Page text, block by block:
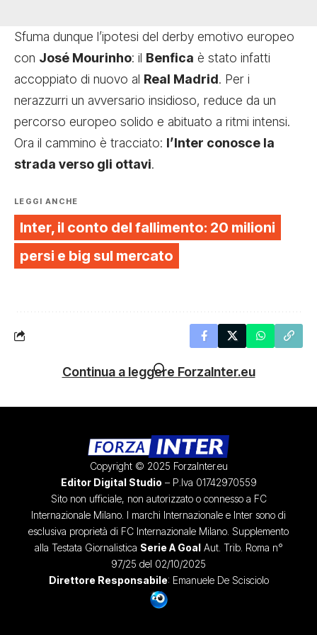
Sfuma dunque l’ipotesi del derby emotivo europeo
con José Mourinho: il Benfica è stato infatti
accoppiato di nuovo al Real Madrid. Per i
nerazzurri un avversario insidioso, reduce da un
percorso europeo solido e abituato a ritmi intensi.
Ora il cammino è tracciato: l’Inter conosce la
strada verso gli ottavi.
LEGGI ANCHE
Inter, il conto del fallimento: 20 milioni
persi e big sul mercato
Continua a leggere ForzaInter.eu
Copyright © 2025 ForzaInter.eu
Editor Digital Studio – P.Iva 01742970559
Sito non ufficiale, non autorizzato o connesso a FC
Internazionale Milano. I marchi Internazionale e Inter sono di
esclusiva proprietà di FC Internazionale Milano. Supplemento
alla Testata Giornalistica Serie A GoalAut. Trib. Roma n°
97/25 del 02/10/2025
Direttore Responsabile: Emanuele De Scisciolo